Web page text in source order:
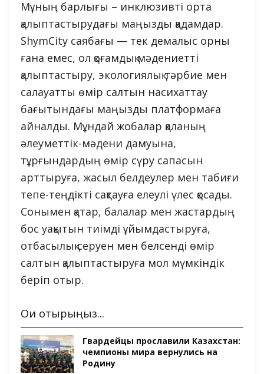
Мұның барлығы – инклюзивті орта
қалыптастырудағы маңызды қадамдар.
ShymCity саябағы — тек демалыс орны
ғана емес, ол қоғамдық мәдениетті
қалыптастыру, экологиялық тәрбие мен
салауатты өмір салтын насихаттау
бағытындағы маңызды платформаға
айналды. Мұндай жобалар қаланың
әлеуметтік-мәдени дамуына,
тұрғындардың өмір сүру сапасын
арттыруға, жасыл белдеулер мен табиғи
тепе-теңдікті сақтауға елеулі үлес қосады.
Сонымен қатар, балалар мен жастардың
бос уақытын тиімді ұйымдастыруға,
отбасылық серуен мен белсенді өмір
салтын қалыптастыруға мол мүмкіндік
беріп отыр.
Оқи отырыңыз...
Гвардейцы прославили Казахстан:
чемпионы мира вернулись на
Родину